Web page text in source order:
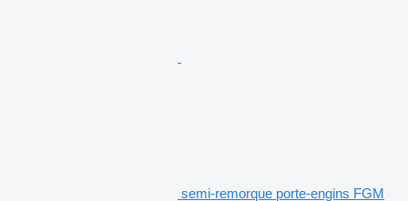
semi-remorque porte-engins FGM